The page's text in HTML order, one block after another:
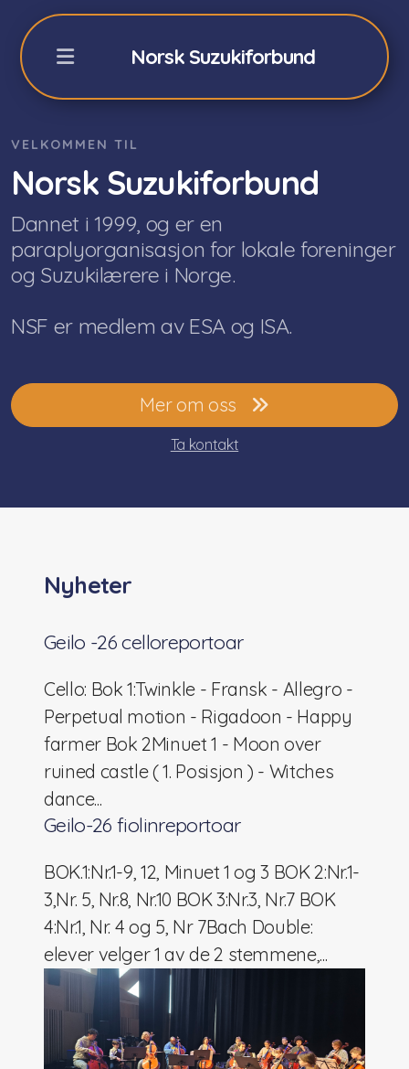
Norsk Suzukiforbund
VELKOMMEN TIL
Norsk Suzukiforbund
Dannet i 1999, og er en
paraplyorganisasjon for lokale foreninger
og Suzukilærere i Norge.
NSF er medlem av ESA og ISA.
Mer om oss
Ta kontakt
Nyheter
Geilo -26 celloreportoar
Cello: Bok 1:Twinkle - Fransk - Allegro -
Perpetual motion - Rigadoon - Happy
farmer Bok 2Minuet 1 - Moon over
ruined castle ( 1. Posisjon ) - Witches
dance...
Geilo-26 fiolinreportoar
BOK.1:Nr.1-9, 12, Minuet 1 og 3 BOK 2:Nr.1-
3,Nr. 5, Nr.8, Nr.10 BOK 3:Nr.3, Nr.7 BOK
4:Nr.1, Nr. 4 og 5, Nr 7Bach Double:
elever velger 1 av de 2 stemmene,...
Fiolin 2026
Cello 2026
Akkompagnatører
Cello Teacher training
Statutter for Norsk Suzukiforbund
Lenker og litteratur
Arkiv
Styret i NSF2024/2025
Årsmøteinnkalling 2024
Suzukiundervisning på Voldsløkka kulturstasjon i